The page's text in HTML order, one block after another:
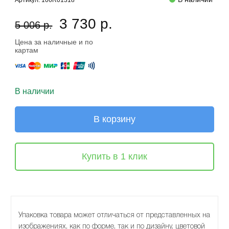
5 006 р. 3 730 р.
Цена за наличные и по
картам
В наличии
В корзину
Купить в 1 клик
Упаковка товара может отличаться от представленных на
изображениях, как по форме, так и по дизайну, цветовой